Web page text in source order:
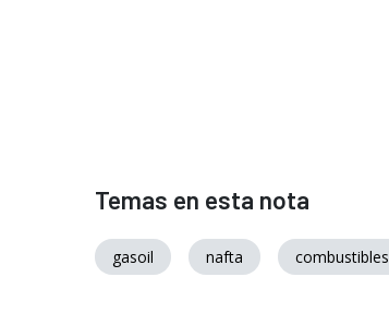
Temas en esta nota
gasoil nafta combustibles